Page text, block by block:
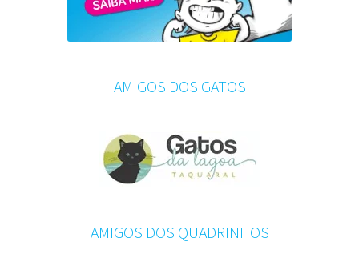
AMIGOS DOS GATOS
AMIGOS DOS QUADRINHOS